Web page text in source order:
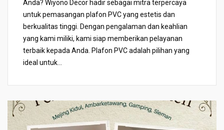
Anda? Wiyono Decor hadir sebagai mitra terpercaya
untuk pemasangan plafon PVC yang estetis dan
berkualitas tinggi. Dengan pengalaman dan keahlian
yang kami miliki, kami siap memberikan pelayanan
terbaik kepada Anda. Plafon PVC adalah pilihan yang
ideal untuk...